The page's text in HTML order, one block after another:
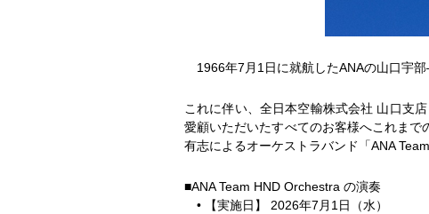
1966年7月1日に就航したANAの山口宇
これに伴い、全日本空輸株式会社 山口支
愛顧いただいたすべてのお客様へこれま
有志によるオーケストラバンド「ANA
■ANA Team HND Orchestra の演奏
• 【実施⽇】 2026年7⽉1⽇（水）